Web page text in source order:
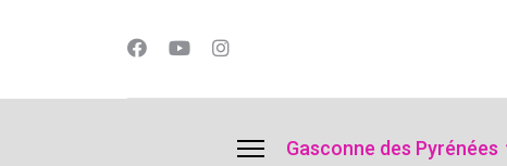
Gasconne des Pyrénées